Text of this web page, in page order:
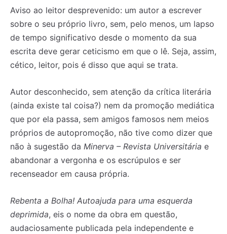
Aviso ao leitor desprevenido: um autor a escrever
sobre o seu próprio livro, sem, pelo menos, um lapso
de tempo significativo desde o momento da sua
escrita deve gerar ceticismo em que o lê. Seja, assim,
cético, leitor, pois é disso que aqui se trata.
Autor desconhecido, sem atenção da crítica literária
(ainda existe tal coisa?) nem da promoção mediática
que por ela passa, sem amigos famosos nem meios
próprios de autopromoção, não tive como dizer que
não à sugestão da Minerva ­­­­­­– Revista Universitária e
abandonar a vergonha e os escrúpulos e ser
recenseador em causa própria.
Rebenta a Bolha! Autoajuda para uma esquerda
deprimida, eis o nome da obra em questão,
audaciosamente publicada pela independente e